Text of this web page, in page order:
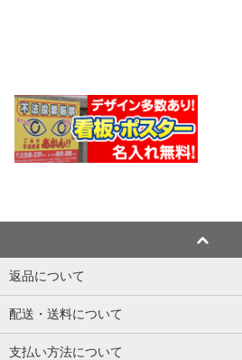
返品について
配送・送料について
支払い方法について